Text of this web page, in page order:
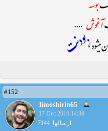
#152
limoshirin65
17 Dec 2016 14:38
ارسالها: 7144